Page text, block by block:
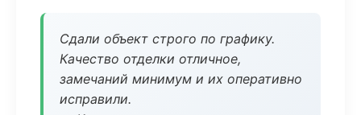
Сдали объект строго по графику.
Качество отделки отличное,
замечаний минимум и их оперативно
исправили.